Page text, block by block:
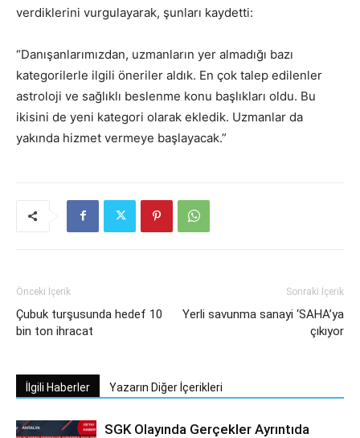
verdiklerini vurgulayarak, şunları kaydetti:
“Danışanlarımızdan, uzmanların yer almadığı bazı
kategorilerle ilgili öneriler aldık. En çok talep edilenler
astroloji ve sağlıklı beslenme konu başlıkları oldu. Bu
ikisini de yeni kategori olarak ekledik. Uzmanlar da
yakında hizmet vermeye başlayacak.”
Önceki İçerik
Çubuk turşusunda hedef 10
bin ton ihracat
Sonraki İçerik
Yerli savunma sanayi ‘SAHA’ya
çıkıyor
İlgili Haberler Yazarın Diğer İçerikleri
SGK Olayında Gerçekler Ayrıntıda